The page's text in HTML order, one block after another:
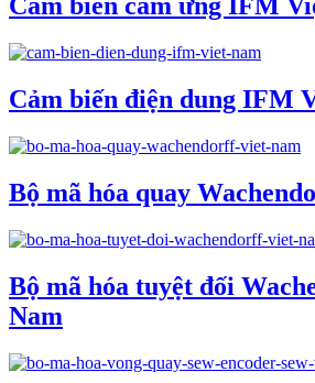
Cảm biến cảm ứng IFM
Cảm biến điện dung IFM
Bộ mã hóa quay
Bộ mã hóa tuyệt đối
Nam